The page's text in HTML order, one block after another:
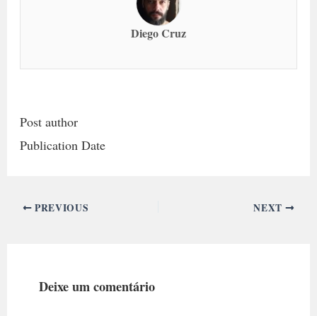
Diego Cruz
Post author
Publication Date
PREVIOUS NEXT
Deixe um comentário